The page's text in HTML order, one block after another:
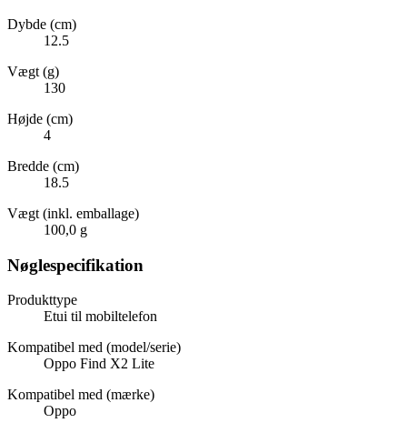
Dybde (cm)
12.5
Vægt (g)
130
Højde (cm)
4
Bredde (cm)
18.5
Vægt (inkl. emballage)
100,0 g
Nøglespecifikation
Produkttype
Etui til mobiltelefon
Kompatibel med (model/serie)
Oppo Find X2 Lite
Kompatibel med (mærke)
Oppo